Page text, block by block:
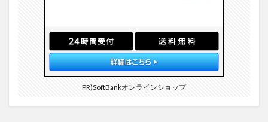
PR)SoftBankオンラインショップ